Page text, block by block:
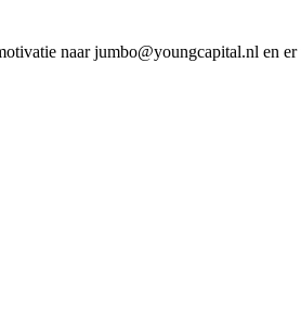
naar jumbo@youngcapital.nl en